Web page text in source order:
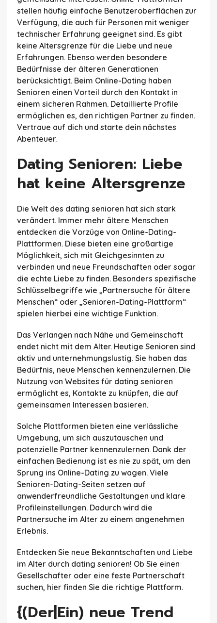
stellen häufig einfache Benutzeroberflächen zur
Verfügung, die auch für Personen mit weniger
technischer Erfahrung geeignet sind. Es gibt
keine Altersgrenze für die Liebe und neue
Erfahrungen. Ebenso werden besondere
Bedürfnisse der älteren Generationen
berücksichtigt. Beim Online-Dating haben
Senioren einen Vorteil durch den Kontakt in
einem sicheren Rahmen. Detaillierte Profile
ermöglichen es, den richtigen Partner zu finden.
Vertraue auf dich und starte dein nächstes
Abenteuer.
Dating Senioren: Liebe
hat keine Altersgrenze
Die Welt des dating senioren hat sich stark
verändert. Immer mehr ältere Menschen
entdecken die Vorzüge von Online-Dating-
Plattformen. Diese bieten eine großartige
Möglichkeit, sich mit Gleichgesinnten zu
verbinden und neue Freundschaften oder sogar
die echte Liebe zu finden. Besonders spezifische
Schlüsselbegriffe wie „Partnersuche für ältere
Menschen“ oder „Senioren-Dating-Plattform“
spielen hierbei eine wichtige Funktion.
Das Verlangen nach Nähe und Gemeinschaft
endet nicht mit dem Alter. Heutige Senioren sind
aktiv und unternehmungslustig. Sie haben das
Bedürfnis, neue Menschen kennenzulernen. Die
Nutzung von Websites für dating senioren
ermöglicht es, Kontakte zu knüpfen, die auf
gemeinsamen Interessen basieren.
Solche Plattformen bieten eine verlässliche
Umgebung, um sich auszutauschen und
potenzielle Partner kennenzulernen. Dank der
einfachen Bedienung ist es nie zu spät, um den
Sprung ins Online-Dating zu wagen. Viele
Senioren-Dating-Seiten setzen auf
anwenderfreundliche Gestaltungen und klare
Profileinstellungen. Dadurch wird die
Partnersuche im Alter zu einem angenehmen
Erlebnis.
Entdecken Sie neue Bekanntschaften und Liebe
im Alter durch dating senioren! Ob Sie einen
Gesellschafter oder eine feste Partnerschaft
suchen, hier finden Sie die richtige Plattform.
{(Der|Ein) neue Trend